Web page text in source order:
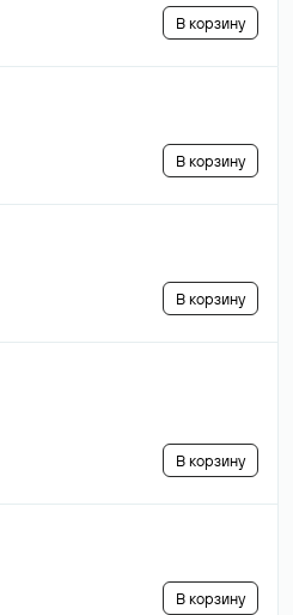
В корзину
В корзину
В корзину
В корзину
В корзину